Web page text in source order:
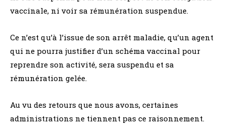
vaccinale, ni voir sa rémunération suspendue.
Ce n’est qu’à l’issue de son arrêt maladie, qu’un agent
qui ne pourra justifier d’un schéma vaccinal pour
reprendre son activité, sera suspendu et sa
rémunération gelée.
Au vu des retours que nous avons, certaines
administrations ne tiennent pas ce raisonnement.